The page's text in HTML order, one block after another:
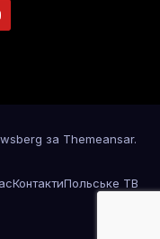
за Themeansar.
КонтактиПольське ТВ